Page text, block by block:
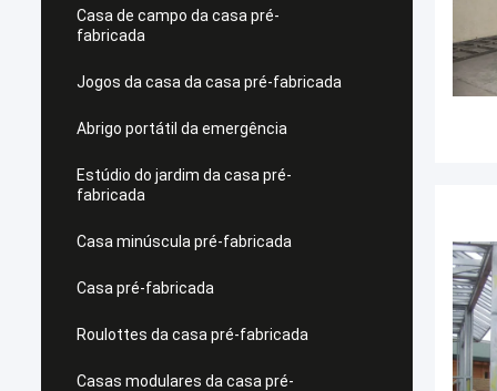
Casa de campo da casa pré-
fabricada
Jogos da casa da casa pré-fabricada
Abrigo portátil da emergência
Estúdio do jardim da casa pré-
fabricada
Casa minúscula pré-fabricada
Casa pré-fabricada
Roulottes da casa pré-fabricada
Casas modulares da casa pré-